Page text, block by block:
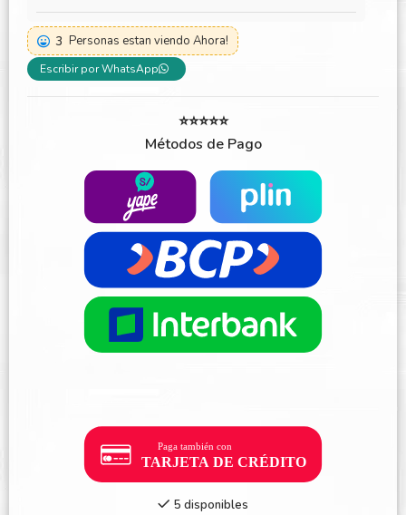
3 Personas estan viendo Ahora!
Escribir por WhatsApp
⭐⭐⭐⭐⭐
Métodos de Pago
5 disponibles